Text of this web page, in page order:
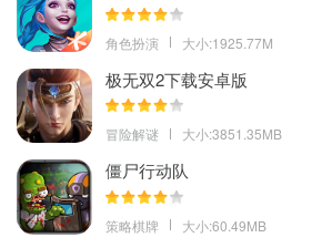
角色扮演 大小:1925.77M
极无双2下载安卓版
冒险解谜 大小:3851.35MB
僵尸行动队
策略棋牌 大小:60.49MB